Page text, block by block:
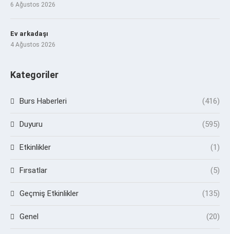
6 Ağustos 2026
Ev arkadaşı
4 Ağustos 2026
Kategoriler
Burs Haberleri (416)
Duyuru (595)
Etkinlikler (1)
Fırsatlar (5)
Geçmiş Etkinlikler (135)
Genel (20)